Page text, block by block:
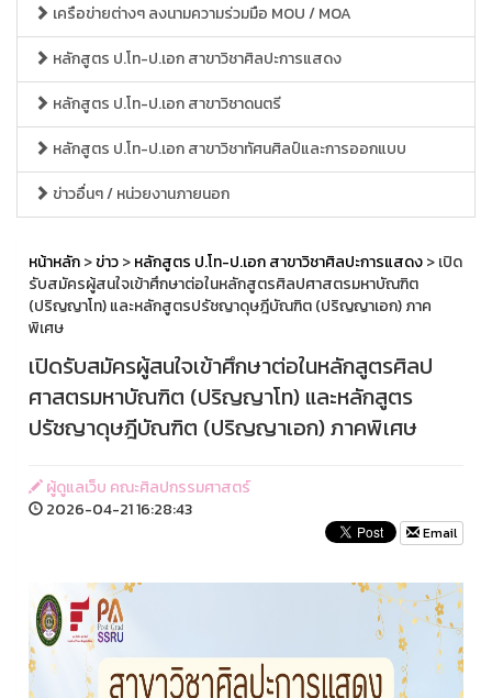
เครือข่ายต่างๆ ลงนามความร่วมมือ MOU / MOA
หลักสูตร ป.โท-ป.เอก สาขาวิชาศิลปะการแสดง
หลักสูตร ป.โท-ป.เอก สาขาวิชาดนตรี
หลักสูตร ป.โท-ป.เอก สาขาวิชาทัศนศิลป์และการออกแบบ
ข่าวอื่นๆ / หน่วยงานภายนอก
หน้าหลัก>ข่าว>หลักสูตร ป.โท-ป.เอก สาขาวิชาศิลปะการแสดง> เปิด
รับสมัครผู้สนใจเข้าศึกษาต่อในหลักสูตรศิลปศาสตรมหาบัณฑิต
(ปริญญาโท) และหลักสูตรปรัชญาดุษฎีบัณฑิต (ปริญญาเอก) ภาค
พิเศษ
เปิดรับสมัครผู้สนใจเข้าศึกษาต่อในหลักสูตรศิลป
ศาสตรมหาบัณฑิต (ปริญญาโท) และหลักสูตร
ปรัชญาดุษฎีบัณฑิต (ปริญญาเอก) ภาคพิเศษ
ผู้ดูแลเว็บ คณะศิลปกรรมศาสตร์
2026-04-21 16:28:43
Email